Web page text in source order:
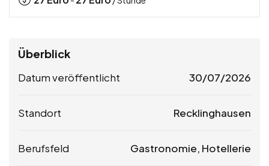
Überblick
Datum veröffentlicht 30/07/2026
Standort Recklinghausen
Berufsfeld Gastronomie, Hotellerie